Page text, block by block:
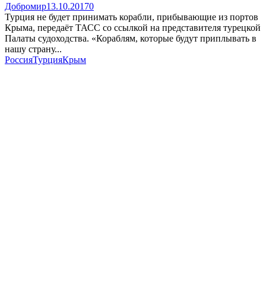
Добромир13.10.20170
Турция не будет принимать корабли, прибывающие из портов
Крыма, передаёт ТАСС со ссылкой на представителя турецкой
Палаты судоходства. «Кораблям, которые будут приплывать в
нашу страну...
РоссияТурцияКрым